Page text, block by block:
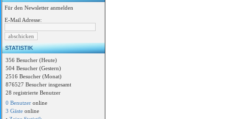
Für den Newsletter anmelden
E-Mail Adresse:
STATISTIK
356 Besucher (Heute)
504 Besucher (Gestern)
2516 Besucher (Monat)
876527 Besucher insgesamt
28 registrierte Benutzer
0 Benutzer online
3 Gäste online